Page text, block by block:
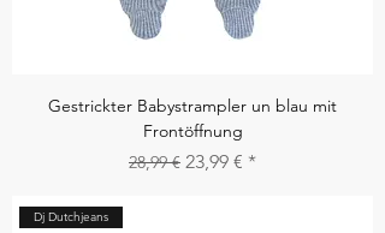
Gestrickter Babystrampler un blau mit
Frontöffnung
Standardpreis
28,99 € Sale-Preis
23,99 €
Dj Dutchjeans